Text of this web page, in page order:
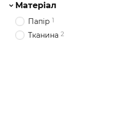
Матеріал
Папір 1
Тканина 2